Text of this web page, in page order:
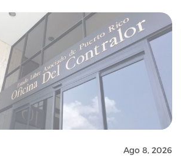
Ago 8, 2026